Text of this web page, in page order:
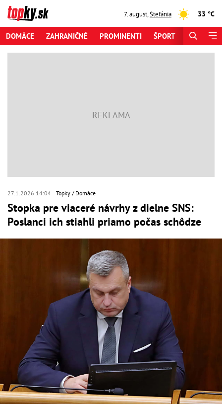
7. august,Štefánia 33 °C
DOMÁCE ZAHRANIČNÉ PROMINENTI ŠPORT
27.1.2026 14:04 Topky Domáce
Stopka pre viaceré návrhy z dielne SNS:
Poslanci ich stiahli priamo počas schôdze